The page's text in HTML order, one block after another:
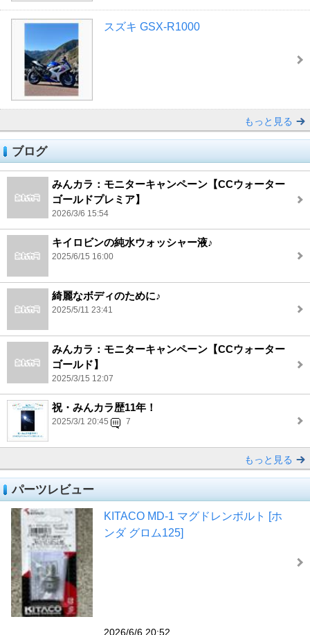
スズキ GSX-R1000
もっと見る
ブログ
みんカラ：モニターキャンペーン【CCウォーター
ゴールドプレミア】
2026/3/6 15:54
キイロビンの純水ウォッシャー液♪
2025/6/15 16:00
綺麗なボディのために♪
2025/5/11 23:41
みんカラ：モニターキャンペーン【CCウォーター
ゴールド】
2025/3/15 12:07
祝・みんカラ歴11年！
2025/3/1 20:45 7
もっと見る
パーツレビュー
KITACO MD-1 マグドレンボルト [ホ
ンダ グロム125]
2026/6/6 20:52